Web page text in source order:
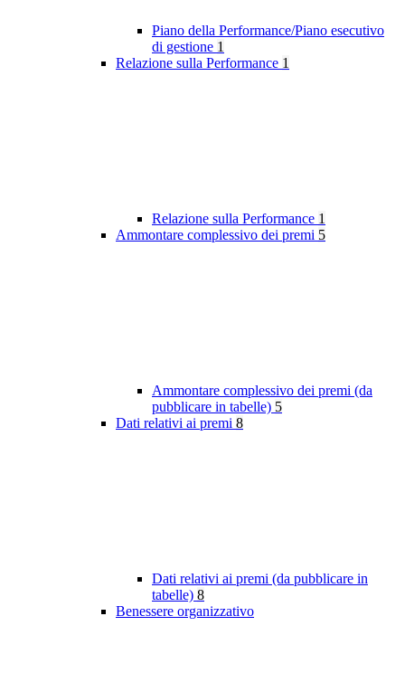
Piano della Performance/Piano esecutivo
di gestione 1
Relazione sulla Performance 1
Relazione sulla Performance 1
Ammontare complessivo dei premi 5
Ammontare complessivo dei premi (da
pubblicare in tabelle) 5
Dati relativi ai premi 8
Dati relativi ai premi (da pubblicare in
tabelle) 8
Benessere organizzativo